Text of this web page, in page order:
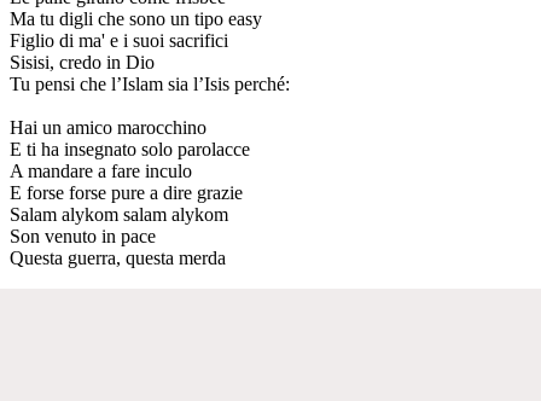
Ma tu digli che sono un tipo easy
Figlio di ma' e i suoi sacrifici
Sisisi, credo in Dio
Tu pensi che l’Islam sia l’Isis perché:
Hai un amico marocchino
E ti ha insegnato solo parolacce
A mandare a fare inculo
E forse forse pure a dire grazie
Salam alykom salam alykom
Son venuto in pace
Questa guerra, questa merda